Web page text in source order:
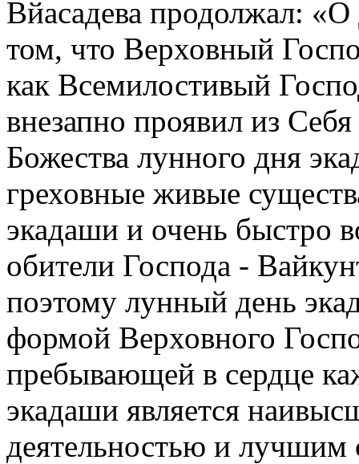
Вйасадева продолжал:
том, что Верховный
как Всемилостивый
внезапно проявил из
Божества лунного дня
греховные живые
экадаши и очень быстро
обители Господа -
поэтому лунный день
формой Верховного
пребывающей в сердце
экадаши является
деятельностью и лучшим